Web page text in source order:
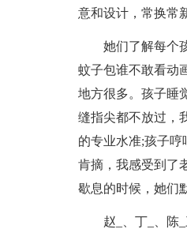
意和设计，常换常
她们了解每个
蚊子包谁不敢看动
地方很多。孩子睡
缝指尖都不放过，
的专业水准;孩子
肯摘，我感受到了
歇息的时候，她们
赵_、丁_、陈